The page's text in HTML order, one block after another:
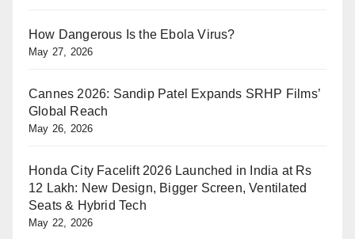
How Dangerous Is the Ebola Virus?
May 27, 2026
Cannes 2026: Sandip Patel Expands SRHP Films’
Global Reach
May 26, 2026
Honda City Facelift 2026 Launched in India at Rs
12 Lakh: New Design, Bigger Screen, Ventilated
Seats & Hybrid Tech
May 22, 2026